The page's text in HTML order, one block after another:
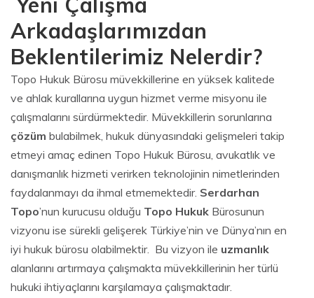
Arkadaşlarımızdan
Beklentilerimiz Nelerdir?
Topo Hukuk Bürosu müvekkillerine en yüksek kalitede
ve ahlak kurallarına uygun hizmet verme misyonu ile
çalışmalarını sürdürmektedir. Müvekkillerin sorunlarına
çözüm bulabilmek, hukuk dünyasındaki gelişmeleri takip
etmeyi amaç edinen Topo Hukuk Bürosu, avukatlık ve
danışmanlık hizmeti verirken teknolojinin nimetlerinden
faydalanmayı da ihmal etmemektedir. Serdarhan
Topo’nun kurucusu olduğu Topo Hukuk Bürosunun
vizyonu ise sürekli gelişerek Türkiye’nin ve Dünya’nın en
iyi hukuk bürosu olabilmektir. Bu vizyon ile uzmanlık
alanlarını artırmaya çalışmakta müvekkillerinin her türlü
hukuki ihtiyaçlarını karşılamaya çalışmaktadır.